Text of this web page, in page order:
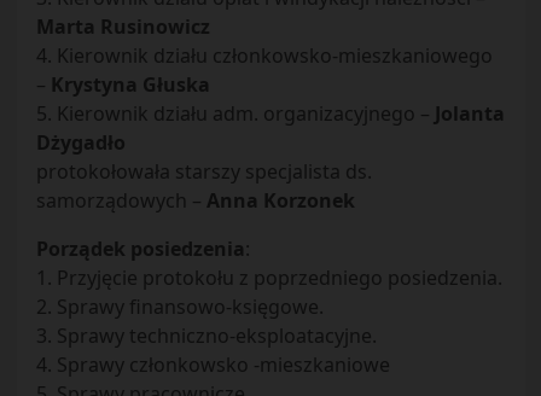
Marta Rusinowicz
4. Kierownik działu członkowsko-mieszkaniowego
– Krystyna Głuska
5. Kierownik działu adm. organizacyjnego – Jolanta
Dżygadło
protokołowała starszy specjalista ds.
samorządowych – Anna Korzonek
Porządek posiedzenia:
1. Przyjęcie protokołu z poprzedniego posiedzenia.
2. Sprawy finansowo-księgowe.
3. Sprawy techniczno-eksploatacyjne.
4. Sprawy członkowsko -mieszkaniowe